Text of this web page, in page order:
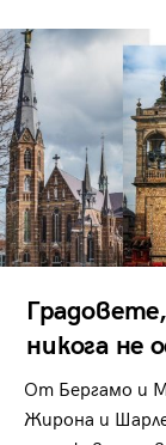
никога не
От Бергамо и
Жирона и